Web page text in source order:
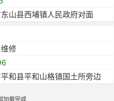
山县西埔镇人民政府对面
修
和县平和山格镇国土所旁边
加载完成